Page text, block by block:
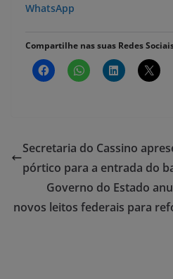
WhatsApp
Compartilhe nas suas Redes
Secretaria do Cassino
pórtico para a entrada do
Governo do Estado
novos leitos federais para